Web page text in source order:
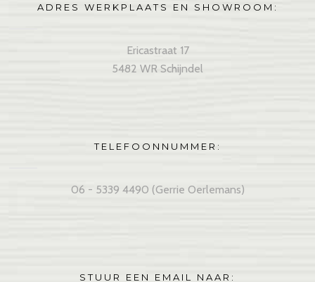
ADRES WERKPLAATS EN SHOWROOM:
Ericastraat 17
5482 WR Schijndel
TELEFOONNUMMER:
06 - 5339 4490 (Gerrie Oerlemans)
STUUR EEN EMAIL NAAR: